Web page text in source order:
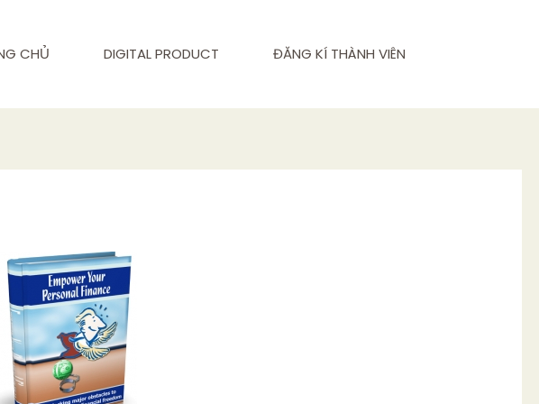
CHỦ DIGITAL PRODUCT ĐĂNG KÍ THÀNH VIÊN